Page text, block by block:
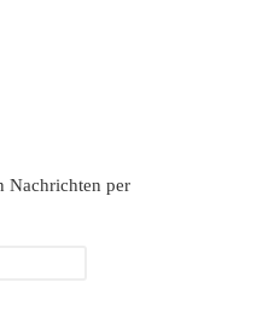
Nachrichten per